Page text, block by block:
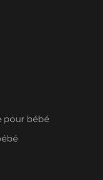
pour bébé